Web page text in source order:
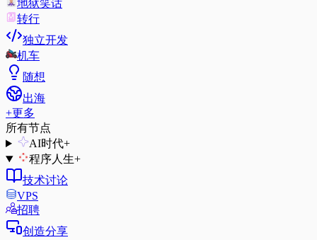
地狱笑话
转行
独立开发
机车
随想
出海
+更多
所有节点
AI时代+
程序人生+
技术讨论
VPS
招聘
创造分享